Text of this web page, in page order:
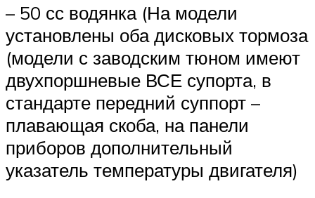
– 50 сс водянка (На модели
установлены оба дисковых тормоза
(модели с заводским тюном имеют
двухпоршневые ВСЕ супорта, в
стандарте передний суппорт –
плавающая скоба, на панели
приборов дополнительный
указатель температуры двигателя)